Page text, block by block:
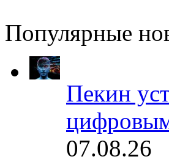
Популярные
Пекин
07.08.26